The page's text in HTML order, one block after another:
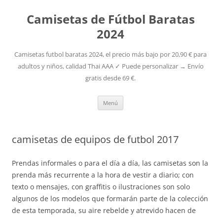
Camisetas de Fútbol Baratas
2024
Camisetas futbol baratas 2024, el precio más bajo por 20,90 € para
adultos y niños, calidad Thai AAA ✓ Puede personalizar → Envío
gratis desde 69 €.
Menú
camisetas de equipos de futbol 2017
Prendas informales o para el día a día, las camisetas son la
prenda más recurrente a la hora de vestir a diario; con
texto o mensajes, con graffitis o ilustraciones son solo
algunos de los modelos que formarán parte de la colección
de esta temporada, su aire rebelde y atrevido hacen de